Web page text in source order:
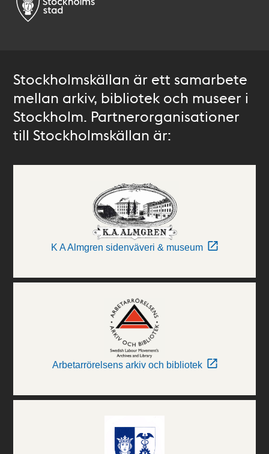
Stockholmskällan är ett samarbete
mellan arkiv, bibliotek och museer i
Stockholm. Partnerorganisationer
till Stockholmskällan är:
K A Almgren sidenväveri & museum
Arbetarrörelsens arkiv och bibliotek